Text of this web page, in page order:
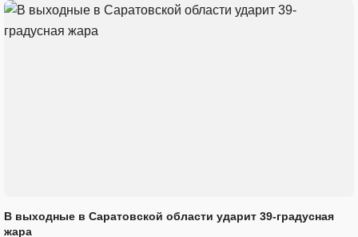
В выходные в Саратовской области ударит 39-градусная
жара